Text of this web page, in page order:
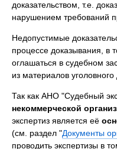
доказательством, т.е.
нарушением требований
Недопустимые
процессе доказывания, в
оглашаться в судебном
из материалов уголовного
Так как АНО "Судебный
некоммерческой
экспертиз является её
(см. раздел "Документы
проводить экспертизы в